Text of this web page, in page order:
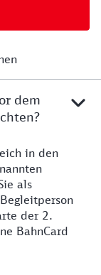
dem
in den
als
der 2.
BahnCard